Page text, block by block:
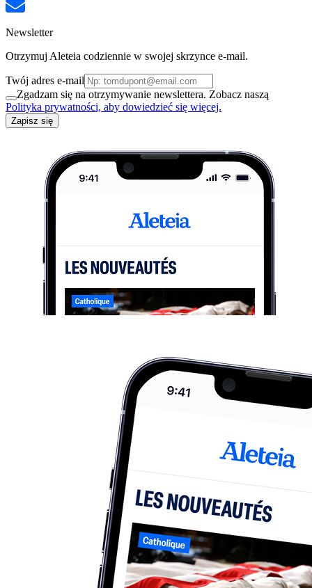
Newsletter
Otrzymuj Aleteia codziennie w swojej skrzynce e-mail.
Twój adres e-mail
Zgadzam się na otrzymywanie newslettera. Zobacz naszą
Polityka prywatności, aby dowiedzieć się więcej.
Zapisz się